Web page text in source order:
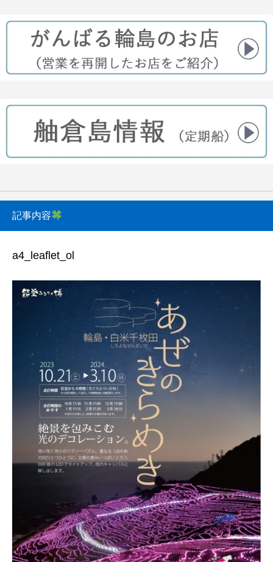
記事内容
a4_leaflet_ol